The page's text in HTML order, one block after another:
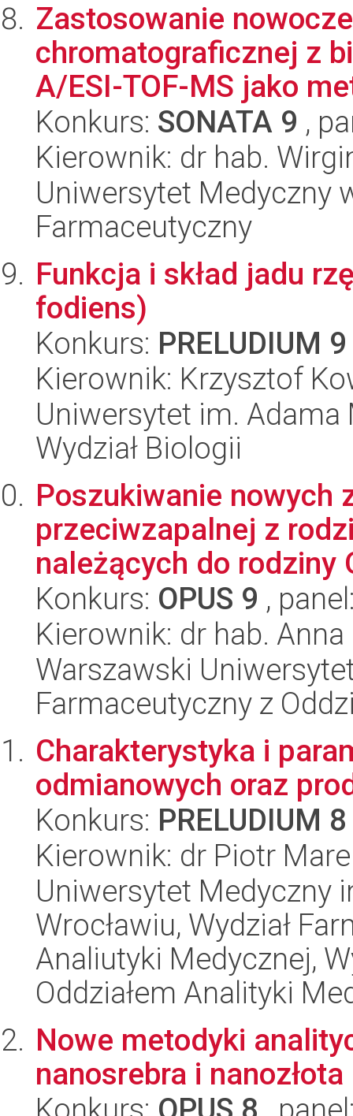
Zastosowanie
chromatograficznej z
A/ESI-TOF-MS jako
Konkurs: SONATA 9 ,
Kierownik: dr hab.
Uniwersytet Medyczny
Farmaceutyczny
Funkcja i skład jadu
fodiens)
Konkurs: PRELUDIUM 9
Kierownik: Krzysztof
Uniwersytet im.
Wydział Biologii
Poszukiwanie nowych
przeciwzapalnej z
należących do rodziny
Konkurs: OPUS 9 ,
Kierownik: dr hab.
Warszawski
Farmaceutyczny z
Charakterystyka i
odmianowych oraz
Konkurs: PRELUDIUM 8
Kierownik: dr Piotr
Uniwersytet Medyczny
Wrocławiu, Wydział
Analiutyki Medycznej,
Oddziałem Analityki
Nowe metodyki
nanosrebra i nanozłota